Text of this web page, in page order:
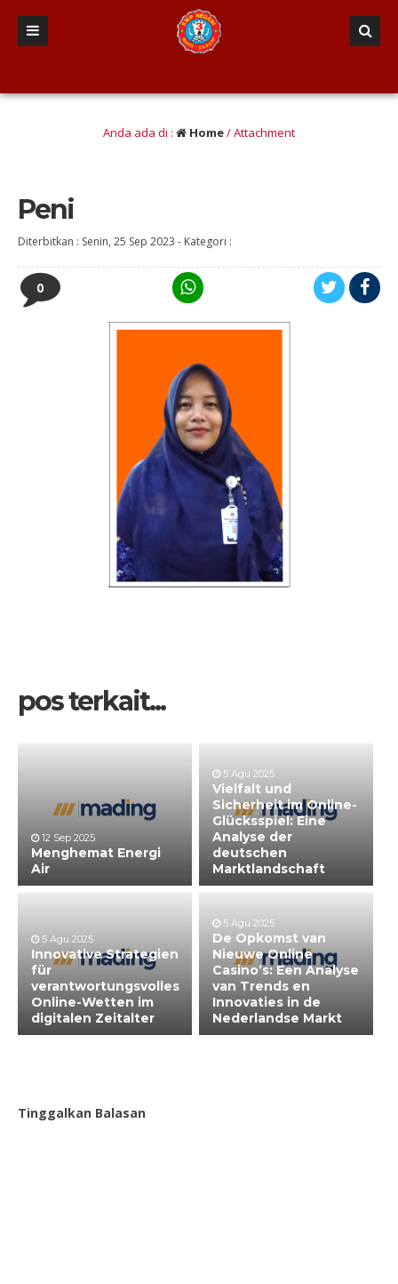
Anda ada di : Home/ Attachment
Peni
Diterbitkan : Senin, 25 Sep 2023 - Kategori :
0
pos terkait...
12 Sep 2025
Menghemat Energi
Air
5 Agu 2025
Vielfalt und
Sicherheit im Online-
Glücksspiel: Eine
Analyse der
deutschen
Marktlandschaft
5 Agu 2025
Innovative Strategien
für
verantwortungsvolles
Online-Wetten im
digitalen Zeitalter
5 Agu 2025
De Opkomst van
Nieuwe Online
Casino’s: Een Analyse
van Trends en
Innovaties in de
Nederlandse Markt
Tinggalkan Balasan